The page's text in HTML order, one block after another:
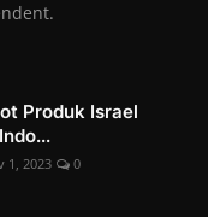
Produk Israel
1, 2023 0